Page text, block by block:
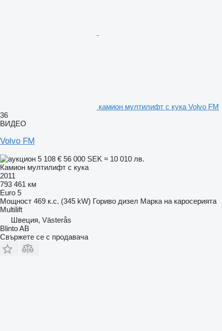
камион мултилифт с кука Volvo FM
36
ВИДЕО
Volvo FM
5 108 € 56 000 SEK ≈ 10 010 лв.
Камион мултилифт с кука
2011
793 461 км
Euro 5
Мощност 469 к.с. (345 kW) Гориво дизел Марка на каросерията
Multilift
Швеция, Västerås
Blinto AB
Свържете се с продавача